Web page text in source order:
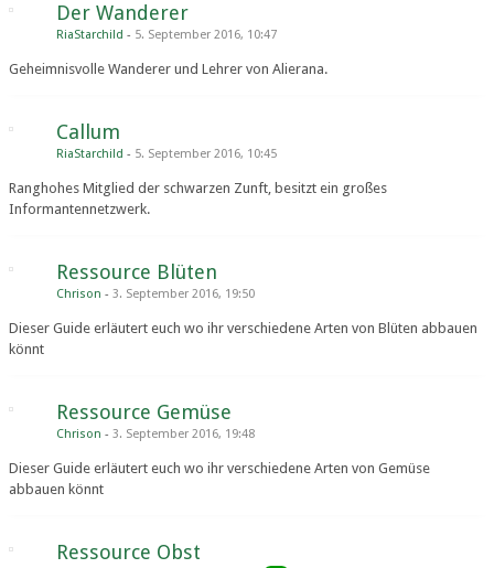
Der Wanderer
RiaStarchild 5. September 2016, 10:47
Geheimnisvolle Wanderer und Lehrer von Alierana.
Callum
RiaStarchild 5. September 2016, 10:45
Ranghohes Mitglied der schwarzen Zunft, besitzt ein großes
Informantennetzwerk.
Ressource Blüten
Chrison 3. September 2016, 19:50
Dieser Guide erläutert euch wo ihr verschiedene Arten von Blüten abbauen
könnt
Ressource Gemüse
Chrison 3. September 2016, 19:48
Dieser Guide erläutert euch wo ihr verschiedene Arten von Gemüse
abbauen könnt
Ressource Obst